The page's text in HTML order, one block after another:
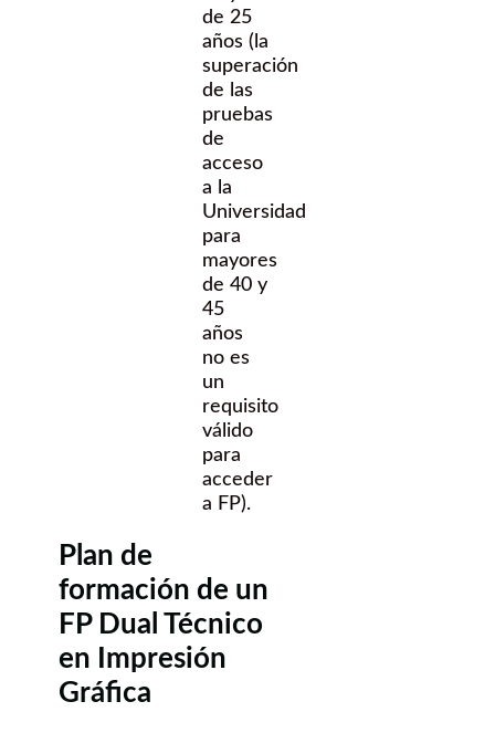
de 25
años (la
superación
de las
pruebas
de
acceso
a la
Universidad
para
mayores
de 40 y
45
años
no es
un
requisito
válido
para
acceder
a FP).
Plan de
formación de un
FP Dual Técnico
en Impresión
Gráfica